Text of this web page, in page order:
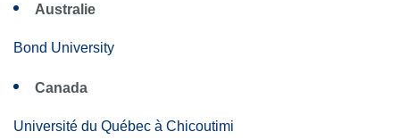
Australie
Bond University
Canada
Université du Québec à Chicoutimi